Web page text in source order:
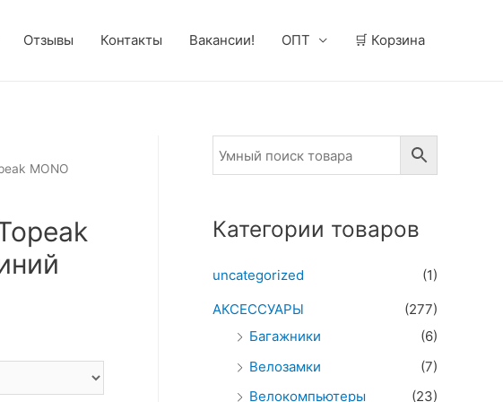
Отзывы Контакты Вакансии! ОПТ 🛒 Корзина
MONO
Категории товаров
uncategorized
(1)
АКСЕССУАРЫ
(277)
Багажники
(6)
Велозамки
(7)
Велокомпьютеры
(23)